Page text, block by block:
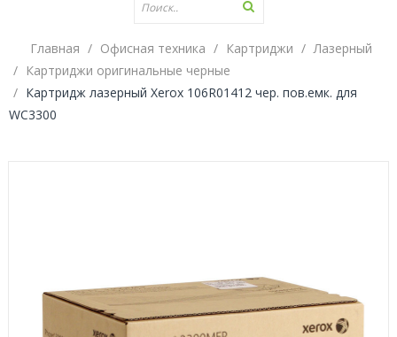
Главная Офисная техника Картриджи
Лазерный
Картриджи оригинальные черные
Картридж лазерный Xerox 106R01412 чер. пов.емк. для
WC3300